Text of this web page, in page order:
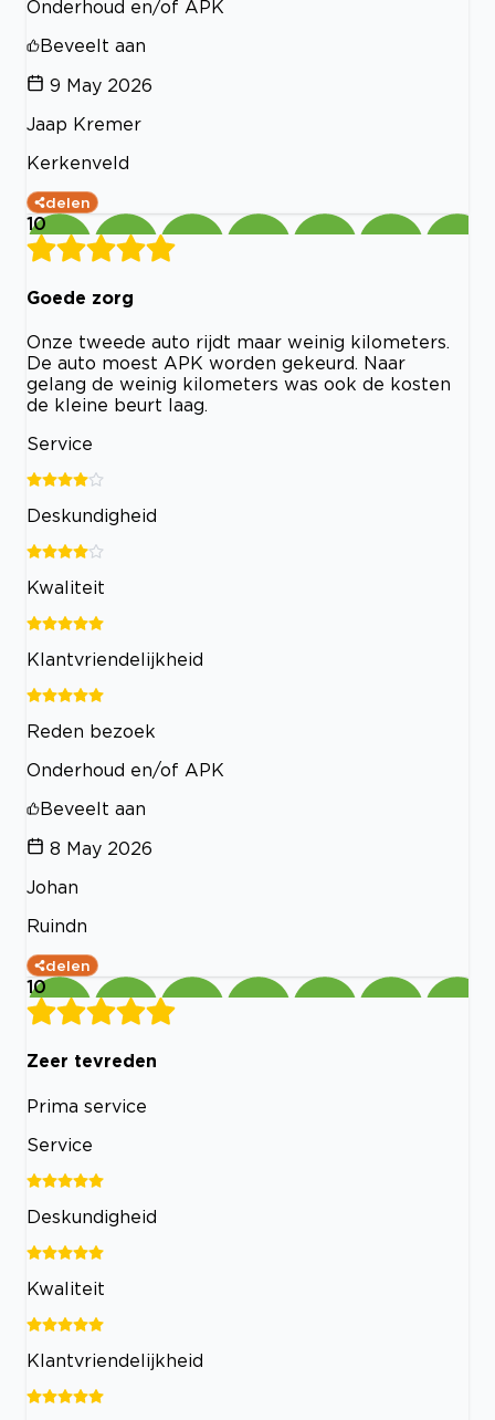
Onderhoud en/of APK
Beveelt aan
9 May 2026
Jaap Kremer
Kerkenveld
delen
10
Goede zorg
Onze tweede auto rijdt maar weinig kilometers.
De auto moest APK worden gekeurd. Naar
gelang de weinig kilometers was ook de kosten
de kleine beurt laag.
Service
Deskundigheid
Kwaliteit
Klantvriendelijkheid
Reden bezoek
Onderhoud en/of APK
Beveelt aan
8 May 2026
Johan
Ruindn
delen
10
Zeer tevreden
Prima service
Service
Deskundigheid
Kwaliteit
Klantvriendelijkheid